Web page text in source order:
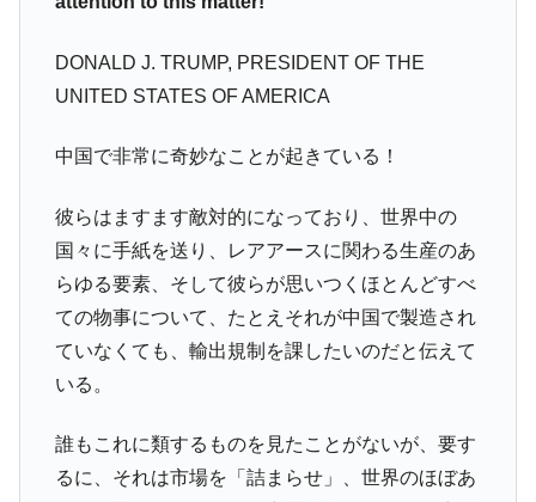
DONALD J. TRUMP, PRESIDENT OF THE
UNITED STATES OF AMERICA
中国で非常に奇妙なことが起きている！
彼らはますます敵対的になっており、世界中の
国々に手紙を送り、レアアースに関わる生産のあ
らゆる要素、そして彼らが思いつくほとんどすべ
ての物事について、たとえそれが中国で製造され
ていなくても、輸出規制を課したいのだと伝えて
いる。
誰もこれに類するものを見たことがないが、要す
るに、それは市場を「詰まらせ」、世界のほぼあ